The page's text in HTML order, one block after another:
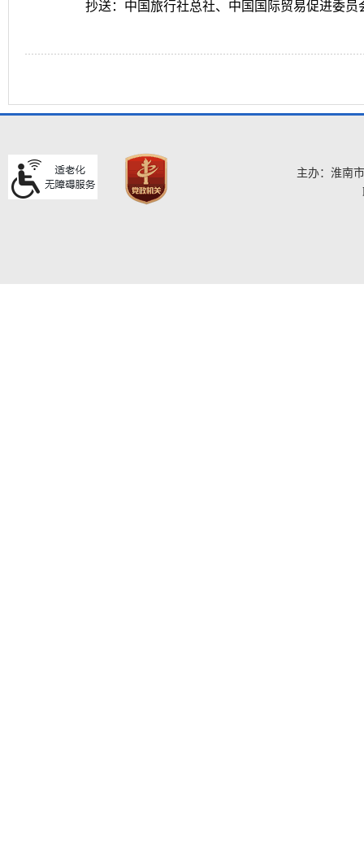
抄送：中国旅行社总社、中国国际贸易促进委员
主办：淮南